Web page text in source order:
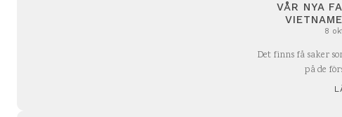
VÅR NYA
8
Det finns få saker
på de